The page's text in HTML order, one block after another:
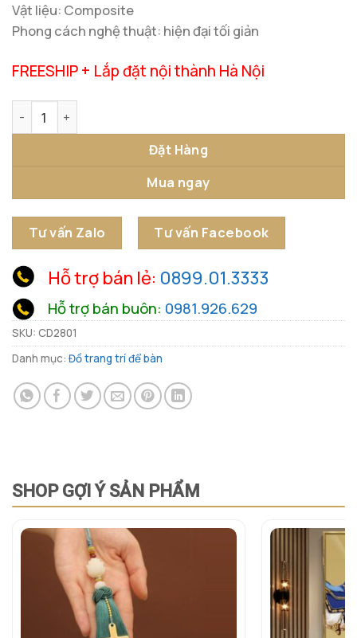
Vật liệu: Composite
Phong cách nghệ thuật: hiện đại tối giản
FREESHIP + Lắp đặt nội thành Hà Nội
Đặt Hàng
Mua ngay
Tư vấn Zalo Tư vấn Facebook
Hỗ trợ bán lẻ: 0899.01.3333
Hỗ trợ bán buôn: 0981.926.629
SKU: CD2801
Danh mục: Đồ trang trí để bàn
SHOP GỢI Ý SẢN PHẨM